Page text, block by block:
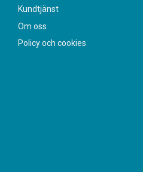
Kundtjänst
Om oss
Policy och cookies